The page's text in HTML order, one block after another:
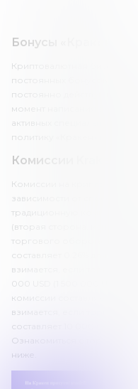
Бонусы «Кракена»
Криптовалютная биржа
постоянных бонусов.
постоянно
момент написания
активных специальных
политику «Кракен»
Комиссии Kraken
Комиссии на
зависимости от способа
традиционную комиссию
(вторая сторона,
торгового оборота.
составляет 0.26% для Taker
взимается, если торговый
000 USD (1 500 000 UAH)
комиссии составляет 0.1%
взимается, если торговый
составляет 10 000 000
Ознакомиться с
ниже.